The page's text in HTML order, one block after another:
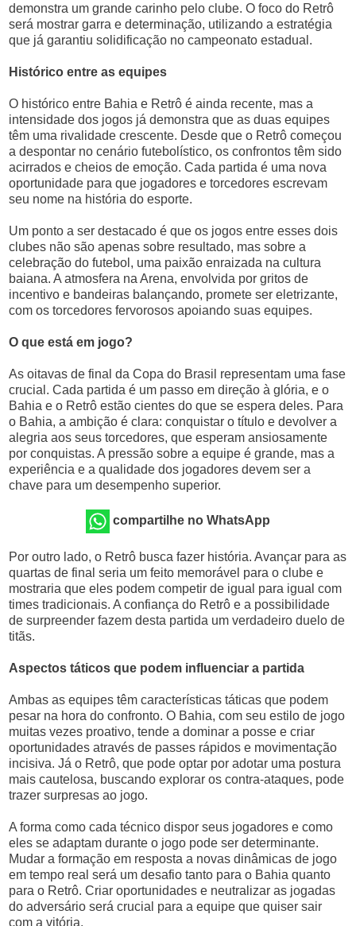
demonstra um grande carinho pelo clube. O foco do Retrô
será mostrar garra e determinação, utilizando a estratégia
que já garantiu solidificação no campeonato estadual.
Histórico entre as equipes
O histórico entre Bahia e Retrô é ainda recente, mas a
intensidade dos jogos já demonstra que as duas equipes
têm uma rivalidade crescente. Desde que o Retrô começou
a despontar no cenário futebolístico, os confrontos têm sido
acirrados e cheios de emoção. Cada partida é uma nova
oportunidade para que jogadores e torcedores escrevam
seu nome na história do esporte.
Um ponto a ser destacado é que os jogos entre esses dois
clubes não são apenas sobre resultado, mas sobre a
celebração do futebol, uma paixão enraizada na cultura
baiana. A atmosfera na Arena, envolvida por gritos de
incentivo e bandeiras balançando, promete ser eletrizante,
com os torcedores fervorosos apoiando suas equipes.
O que está em jogo?
As oitavas de final da Copa do Brasil representam uma fase
crucial. Cada partida é um passo em direção à glória, e o
Bahia e o Retrô estão cientes do que se espera deles. Para
o Bahia, a ambição é clara: conquistar o título e devolver a
alegria aos seus torcedores, que esperam ansiosamente
por conquistas. A pressão sobre a equipe é grande, mas a
experiência e a qualidade dos jogadores devem ser a
chave para um desempenho superior.
compartilhe no WhatsApp
Por outro lado, o Retrô busca fazer história. Avançar para as
quartas de final seria um feito memorável para o clube e
mostraria que eles podem competir de igual para igual com
times tradicionais. A confiança do Retrô e a possibilidade
de surpreender fazem desta partida um verdadeiro duelo de
titãs.
Aspectos táticos que podem influenciar a partida
Ambas as equipes têm características táticas que podem
pesar na hora do confronto. O Bahia, com seu estilo de jogo
muitas vezes proativo, tende a dominar a posse e criar
oportunidades através de passes rápidos e movimentação
incisiva. Já o Retrô, que pode optar por adotar uma postura
mais cautelosa, buscando explorar os contra-ataques, pode
trazer surpresas ao jogo.
A forma como cada técnico dispor seus jogadores e como
eles se adaptam durante o jogo pode ser determinante.
Mudar a formação em resposta a novas dinâmicas de jogo
em tempo real será um desafio tanto para o Bahia quanto
para o Retrô. Criar oportunidades e neutralizar as jogadas
do adversário será crucial para a equipe que quiser sair
com a vitória.